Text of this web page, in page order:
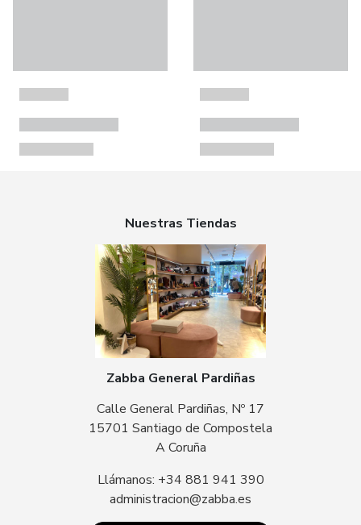
Nuestras Tiendas
Zabba General Pardiñas
Calle General Pardiñas, Nº 17
15701 Santiago de Compostela
A Coruña
Llámanos: +34 881 941 390
administracion@zabba.es